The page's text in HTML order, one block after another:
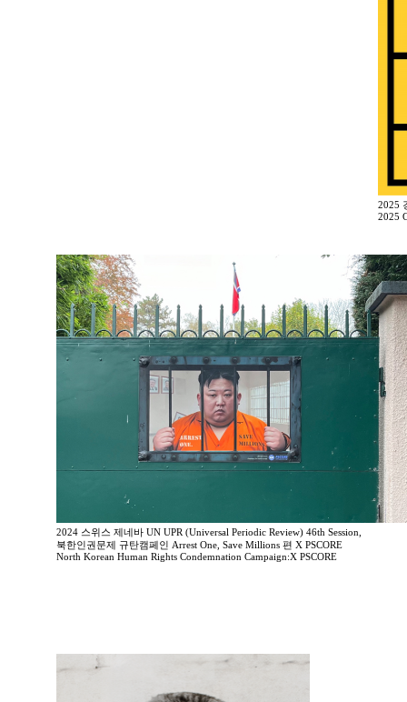
2025
2025
2024 스위스 제네바 UN UPR (Universal Periodic Review) 46th Session,
북한인권문제 규탄캠페인 Arrest One, Save Millions 편 X PSCORE
North Korean Human Rights Condemnation Campaign:X PSCORE